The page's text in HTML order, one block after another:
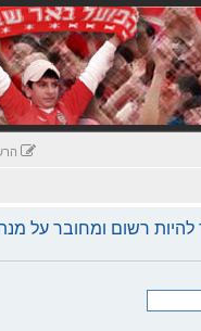
רשום ומחובר על